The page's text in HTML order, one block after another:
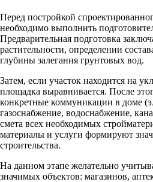
Перед постройкой
необходимо выполнить
Предварительная подготовка
растительности, определении
глубины залегания грунтовых вод.
Затем, если участок находится на
площадка выравнивается. После
конкретные коммуникации в доме
газоснабжение, водоснабжение,
смета всех необходимых
материалы и услуги формируют
строительства.
На данном этапе желательно
значимых объектов: магазинов,